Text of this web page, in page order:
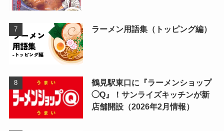
ラーメン用語集（トッピング編）
鶴見駅東口に『ラーメンショップ
◯Q』！サンライズキッチンが新
店舗開設（2026年2月情報）